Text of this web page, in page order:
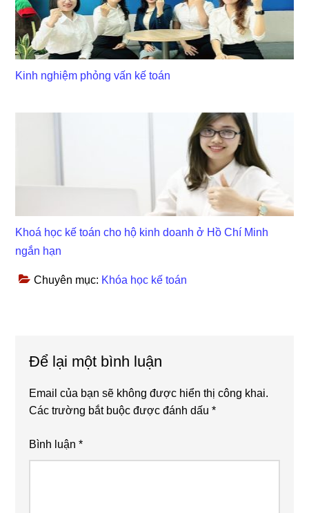
Kinh nghiệm phỏng vấn kế toán
Khoá học kế toán cho hộ kinh doanh ở Hồ Chí Minh
ngắn hạn
Chuyên mục: Khóa học kế toán
Interactions
Để lại một bình luận
Email của bạn sẽ không được hiển thị công khai.
Các trường bắt buộc được đánh dấu*
Bình luận*